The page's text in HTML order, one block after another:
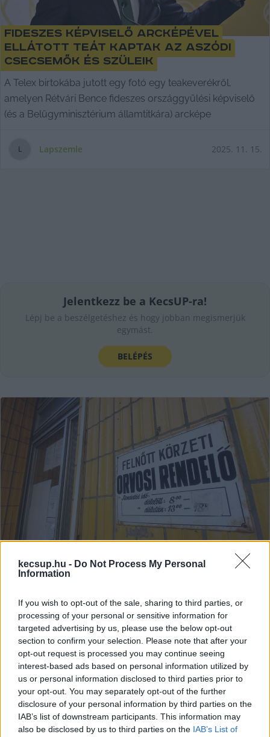
kecsup.hu - Do Not Process My Personal
Information
If you wish to opt-out of the sale, sharing to third parties, or
processing of your personal or sensitive information for
targeted advertising by us, please use the below opt-out
section to confirm your selection. Please note that after your
opt-out request is processed you may continue seeing
interest-based ads based on personal information utilized by
us or personal information disclosed to third parties prior to
your opt-out. You may separately opt-out of the further
disclosure of your personal information by third parties on the
IAB’s list of downstream participants. This information may
also be disclosed by us to third parties on the IAB’s List of
Fideszes képviselő arcképével
ellátott teát kaptak az aszódi
csecsemők és szüleik
A Telex birtokába jutott egy fotó egy teakeverékről,
amelyen Rétvári Bence fideszes országgyűlési képviselő
(és a Belügyminisztérium államtitkára) arcképe
L Lapszemle 2025. 11. 15.
Jelentkezz be a KecsUP-ra!
Lépj be a beszélgetéshez és hogy jobban megismerjük
egymást.
BELÉPÉS
Digitális összeomlás – gyógyszer
szolgáltatás az EESZT leállása
miatt
Péntek délután leállt Magyarországon az EESZT
(Elektronikus Egészségügyi Szolgáltatási Tér), emiatt a
gyógyszertárak nem tudtak e-receptek alapján kiadni
L Lapszemle 2025. 08. 12.